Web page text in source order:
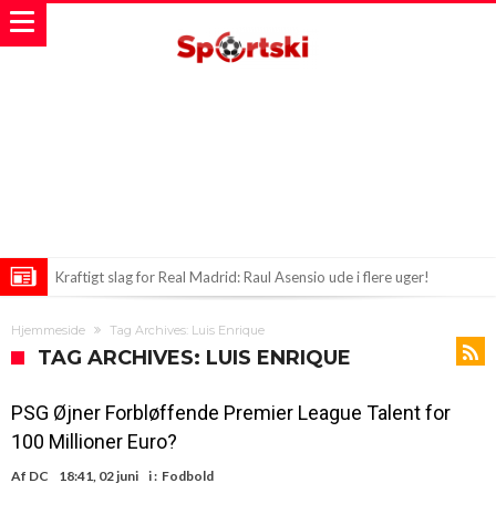
Kraftigt slag for Real Madrid: Raul Asensio ude i flere uger!
Superliga-striden eskalerer: Čeferin vil vælte Infantino
Hjemmeside Tag Archives: Luis Enrique
TAG ARCHIVES: LUIS ENRIQUE
PSG Øjner Forbløffende Premier League Talent for
100 Millioner Euro?
Af DC 18:41, 02 juni i : Fodbold